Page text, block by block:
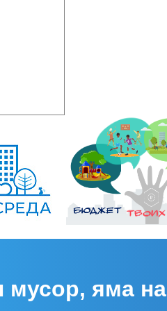
мусор, яма на